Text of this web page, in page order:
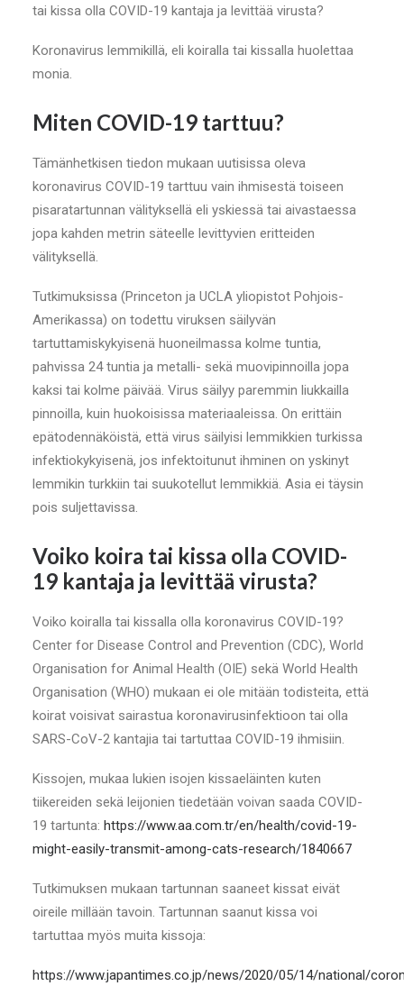
tai kissa olla COVID-19 kantaja ja levittää virusta?
Koronavirus lemmikillä, eli koiralla tai kissalla huolettaa
monia.
Miten COVID-19 tarttuu?
Tämänhetkisen tiedon mukaan uutisissa oleva
koronavirus COVID-19 tarttuu vain ihmisestä toiseen
pisaratartunnan välityksellä eli yskiessä tai aivastaessa
jopa kahden metrin säteelle levittyvien eritteiden
välityksellä.
Tutkimuksissa (Princeton ja UCLA yliopistot Pohjois-
Amerikassa) on todettu viruksen säilyvän
tartuttamiskykyisenä huoneilmassa kolme tuntia,
pahvissa 24 tuntia ja metalli- sekä muovipinnoilla jopa
kaksi tai kolme päivää. Virus säilyy paremmin liukkailla
pinnoilla, kuin huokoisissa materiaaleissa. On erittäin
epätodennäköistä, että virus säilyisi lemmikkien turkissa
infektiokykyisenä, jos infektoitunut ihminen on yskinyt
lemmikin turkkiin tai suukotellut lemmikkiä. Asia ei täysin
pois suljettavissa.
Voiko koira tai kissa olla COVID-
19 kantaja ja levittää virusta?
Voiko koiralla tai kissalla olla koronavirus COVID-19?
Center for Disease Control and Prevention (CDC), World
Organisation for Animal Health (OIE) sekä World Health
Organisation (WHO) mukaan ei ole mitään todisteita, että
koirat voisivat sairastua koronavirusinfektioon tai olla
SARS-CoV-2 kantajia tai tartuttaa COVID-19 ihmisiin.
Kissojen, mukaa lukien isojen kissaeläinten kuten
tiikereiden sekä leijonien tiedetään voivan saada COVID-
19 tartunta: https://www.aa.com.tr/en/health/covid-19-
might-easily-transmit-among-cats-research/1840667
Tutkimuksen mukaan tartunnan saaneet kissat eivät
oireile millään tavoin. Tartunnan saanut kissa voi
tartuttaa myös muita kissoja:
https://www.japantimes.co.jp/news/2020/05/14/national/